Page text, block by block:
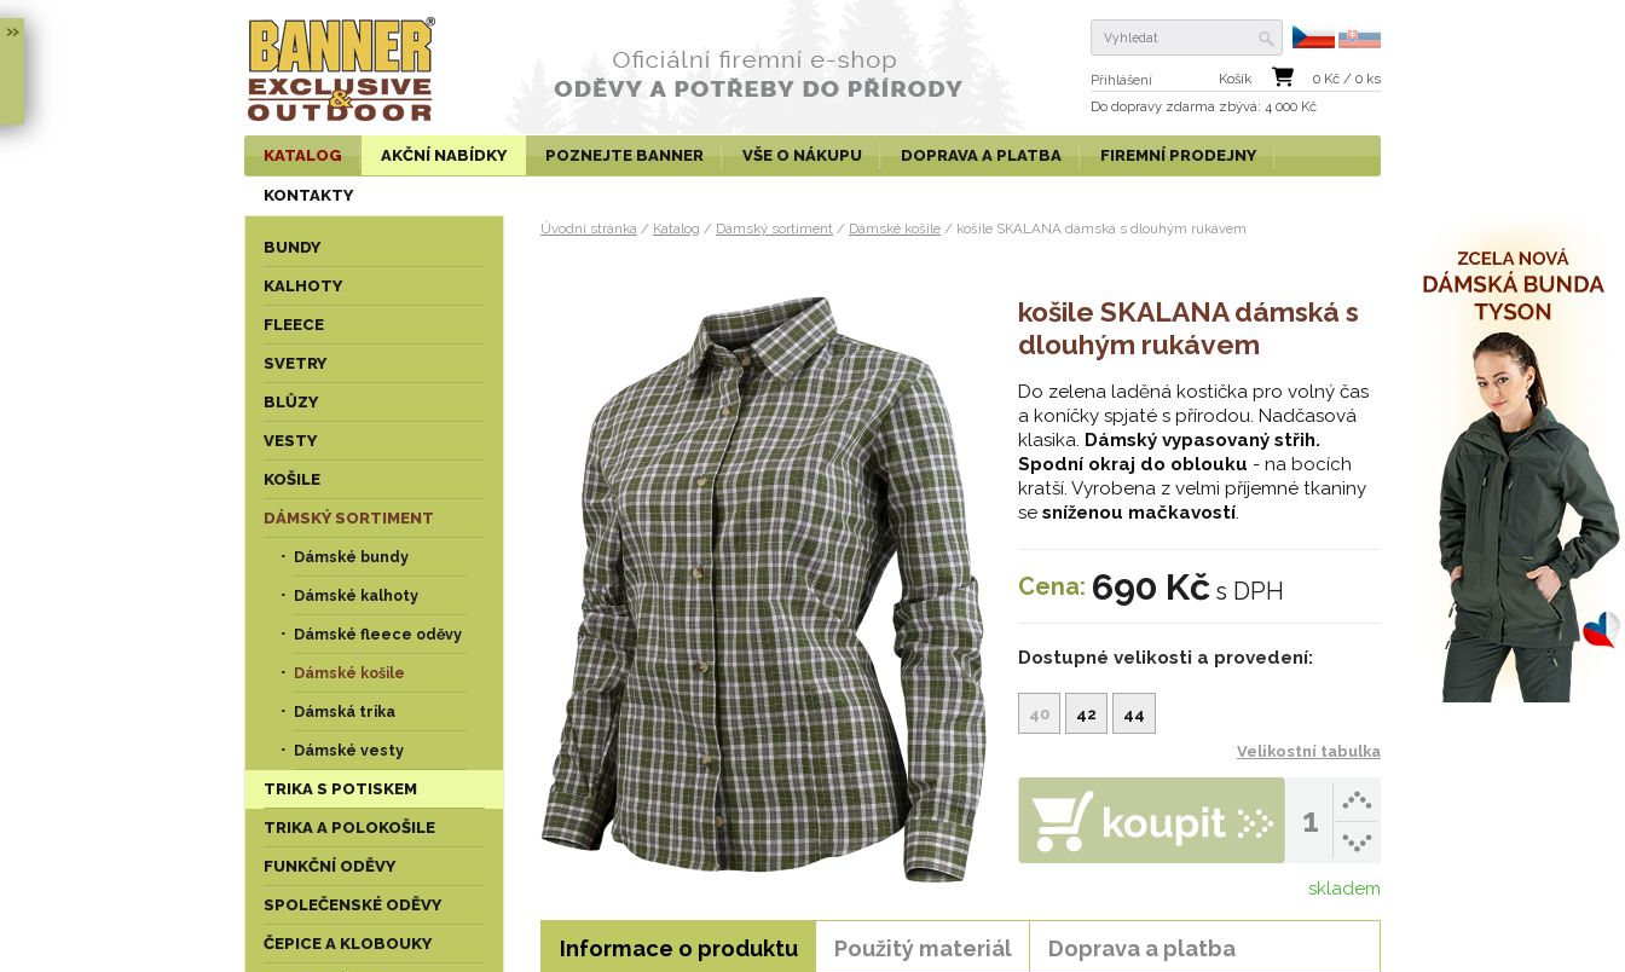
»
Přihlášení Košík 0Kč / 0ks
Do dopravy zdarma zbývá: 4 000 Kč
KATALOG AKČNÍ NABÍDKY POZNEJTE BANNER VŠE O NÁKUPU DOPRAVA A PLATBA FIREMNÍ PRODEJNY
KONTAKTY
BUNDY
KALHOTY
FLEECE
SVETRY
BLŮZY
VESTY
KOŠILE
DÁMSKÝ SORTIMENT
Dámské bundy
Dámské kalhoty
Dámské fleece oděvy
Dámské košile
Dámská trika
Dámské vesty
TRIKA S POTISKEM
TRIKA A POLOKOŠILE
FUNKČNÍ ODĚVY
SPOLEČENSKÉ ODĚVY
ČEPICE A KLOBOUKY
Úvodní stránka / Katalog / Dámský sortiment / Dámské košile / košile SKALANA dámská s dlouhým rukávem
košile SKALANA dámská s
dlouhým rukávem
Do zelena laděná kostička pro volný čas
a koníčky spjaté s přírodou. Nadčasová
klasika. Dámský vypasovaný střih.
Spodní okraj do oblouku - na bocích
kratší. Vyrobena z velmi příjemné tkaniny
se sníženou mačkavostí.
Cena: 690 Kč s DPH
Dostupné velikosti a provedení:
40 42 44
Velikostní tabulka
skladem
Informace o produktu Použitý materiál Doprava a platba